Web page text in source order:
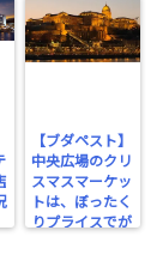
【ブダペスト】
中央広場のクリ
スマスマーケッ
トは、ぼったく
りプライスでが